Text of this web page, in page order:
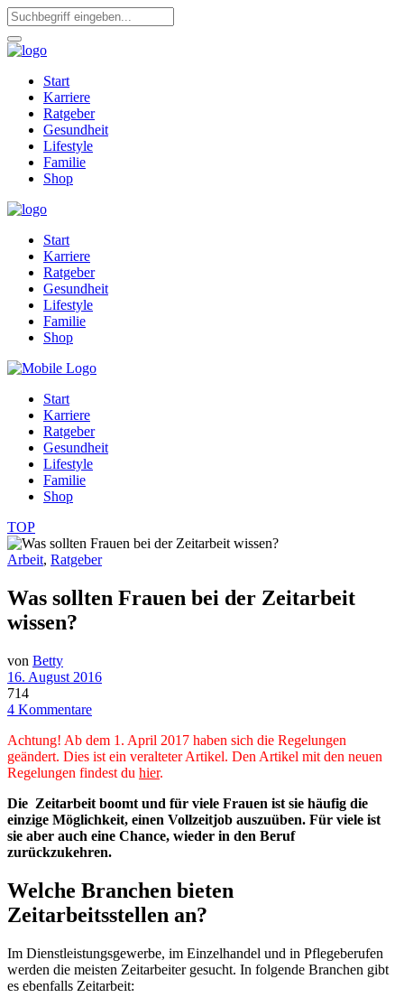
Start
Karriere
Ratgeber
Gesundheit
Lifestyle
Familie
Shop
Start
Karriere
Ratgeber
Gesundheit
Lifestyle
Familie
Shop
Start
Karriere
Ratgeber
Gesundheit
Lifestyle
Familie
Shop
TOP
Arbeit, Ratgeber
Was sollten Frauen bei der Zeitarbeit
wissen?
von Betty
16. August 2016
714
4 Kommentare
Achtung! Ab dem 1. April 2017 haben sich die Regelungen
geändert. Dies ist ein veralteter Artikel. Den Artikel mit den neuen
Regelungen findest du hier.
Die Zeitarbeit boomt und für viele Frauen ist sie häufig die
einzige Möglichkeit, einen Vollzeitjob auszuüben. Für viele ist
sie aber auch eine Chance, wieder in den Beruf
zurückzukehren.
Welche Branchen bieten
Zeitarbeitsstellen an?
Im Dienstleistungsgewerbe, im Einzelhandel und in Pflegeberufen
werden die meisten Zeitarbeiter gesucht. In folgende Branchen gibt
es ebenfalls Zeitarbeit: